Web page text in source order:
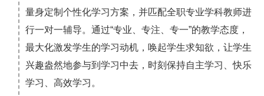
量身定制个性化学习方案，并匹配全职专业学科教师进
行一对一辅导。通过“专业、专注、专一”的教学态度，
最大化激发学生的学习动机，唤起学生求知欲，让学生
兴趣盎然地参与到学习中去，时刻保持自主学习、快乐
学习、高效学习。